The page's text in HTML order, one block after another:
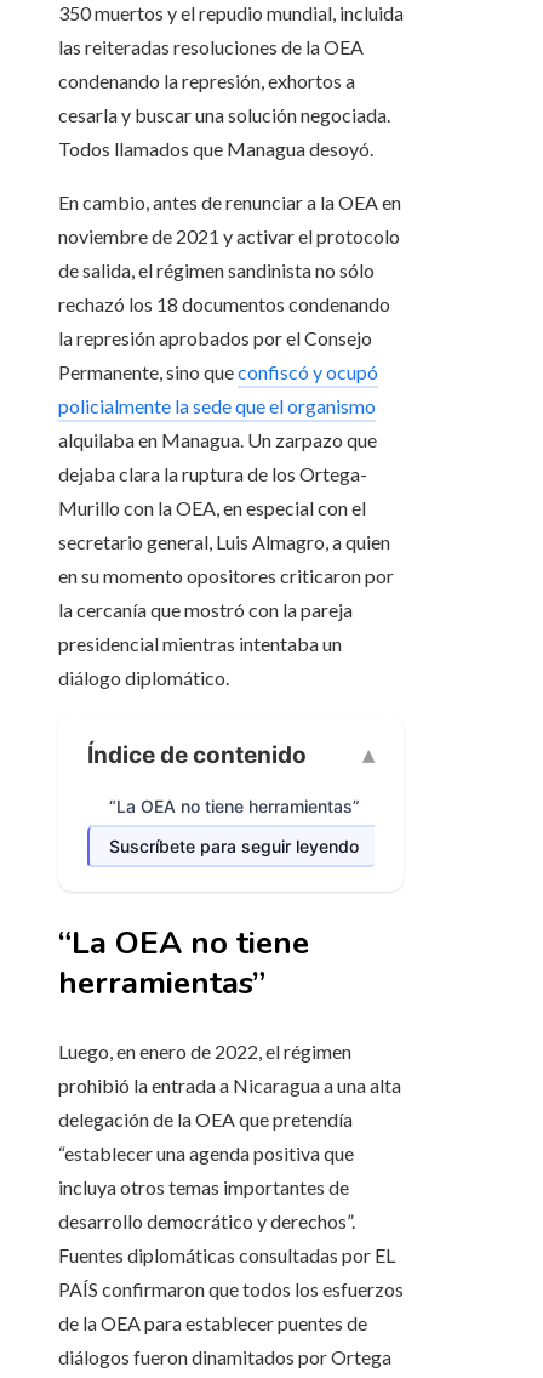
350 muertos y el repudio mundial, incluida
las reiteradas resoluciones de la OEA
condenando la represión, exhortos a
cesarla y buscar una solución negociada.
Todos llamados que Managua desoyó.
En cambio, antes de renunciar a la OEA en
noviembre de 2021 y activar el protocolo
de salida, el régimen sandinista no sólo
rechazó los 18 documentos condenando
la represión aprobados por el Consejo
Permanente, sino queconfiscó y ocupó
policialmente la sede que el organismo
alquilaba en Managua. Un zarpazo que
dejaba clara la ruptura de los Ortega-
Murillo con la OEA, en especial con el
secretario general, Luis Almagro, a quien
en su momento opositores criticaron por
la cercanía que mostró con la pareja
presidencial mientras intentaba un
diálogo diplomático.
Índice de contenido
“La OEA no tiene herramientas”
Suscríbete para seguir leyendo
“La OEA no tiene
herramientas”
Luego, en enero de 2022, el régimen
prohibió la entrada a Nicaragua a una alta
delegación de la OEA que pretendía
“establecer una agenda positiva que
incluya otros temas importantes de
desarrollo democrático y derechos”.
Fuentes diplomáticas consultadas por EL
PAÍS confirmaron que todos los esfuerzos
de la OEA para establecer puentes de
diálogos fueron dinamitados por Ortega